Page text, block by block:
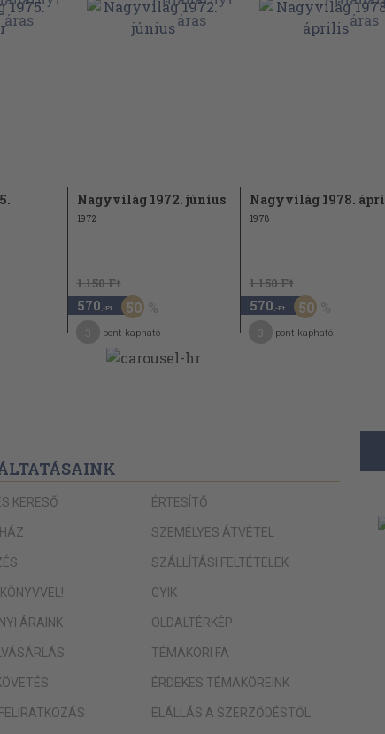
Nagyvilág 1972. június
1972
1.150 Ft
570 ,-Ft 50
pont kapható
Nagyvilág 1978.
1978
1.150 Ft
570 ,-Ft 50
pont kapható
KERESŐ
ÁRAINK
ÉRTESÍTŐ
SZEMÉLYES ÁTVÉTEL
SZÁLLÍTÁSI FELTÉTELEK
GYIK
OLDALTÉRKÉP
TÉMAKÖRI FA
ÉRDEKES TÉMAKÖREINK
ELÁLLÁS A SZERZŐDÉSTŐL